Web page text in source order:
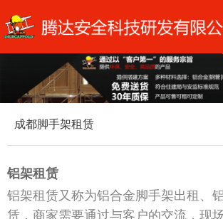
成都脚手架租赁
铝架租赁
铝架租赁又称为铝合金脚手架出租、
赁，商家需要通过与客户的交流，现场